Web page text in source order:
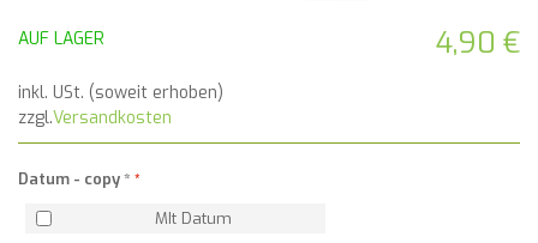
4,90 €
AUF LAGER
inkl. USt. (soweit erhoben)
zzgl.Versandkosten
Datum - copy*
MIt Datum